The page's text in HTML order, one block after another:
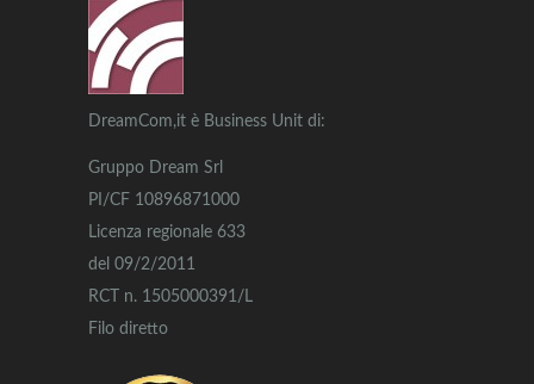
DreamCom,it è Business Unit di:
Gruppo Dream Srl
PI/CF 10896871000
Licenza regionale 633
del 09/2/2011
RCT n. 1505000391/L
Filo diretto